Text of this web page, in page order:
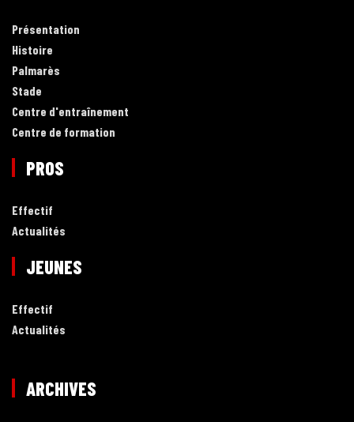
Présentation
Histoire
Palmarès
Stade
Centre d'entraînement
Centre de formation
PROS
Effectif
Actualités
JEUNES
Effectif
Actualités
ARCHIVES